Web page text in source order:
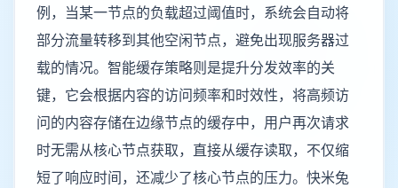
例，当某一节点的负载超过阈值时，系统会自动将
部分流量转移到其他空闲节点，避免出现服务器过
载的情况。智能缓存策略则是提升分发效率的关
键，它会根据内容的访问频率和时效性，将高频访
问的内容存储在边缘节点的缓存中，用户再次请求
时无需从核心节点获取，直接从缓存读取，不仅缩
短了响应时间，还减少了核心节点的压力。快米兔